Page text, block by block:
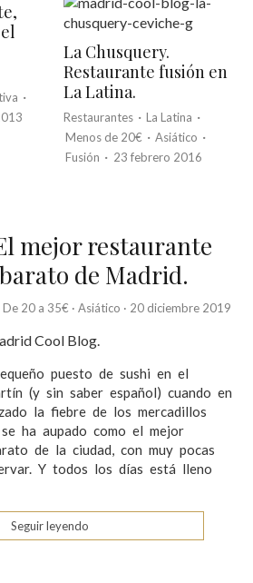
·
La Chusquery.
Restaurante fusión en
La Latina.
Restaurantes · La Latina ·
Menos de 20€ · Asiático ·
Fusión · 23 febrero 2016
mejor restaurante
de Madrid.
De 20 a 35€ · Asiático · 20 diciembre 2019
puesto de sushi en el
(y sin saber español) cuando en
la fiebre de los mercadillos
ha aupado como el mejor
de la ciudad, con muy pocas
Y todos los días está lleno
Seguir leyendo